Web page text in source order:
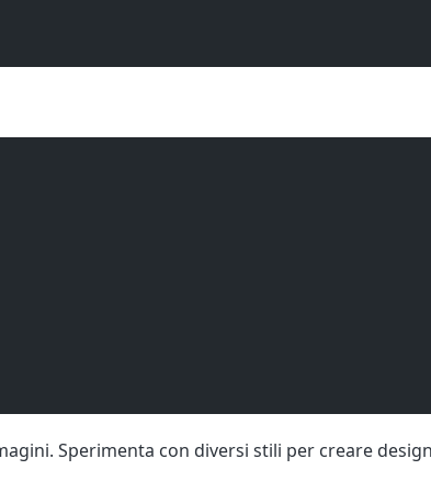
Sperimenta con diversi stili per creare